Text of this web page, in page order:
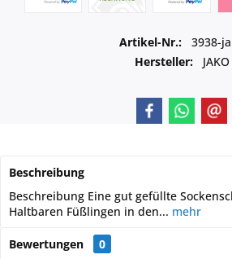
Artikel-Nr.:
3938-
Hersteller:
JAKO
Beschreibung
Beschreibung Eine gut gefüllte
Haltbaren Füßlingen in den... mehr
Bewertungen
0